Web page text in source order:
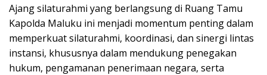
Ajang silaturahmi yang berlangsung di Ruang Tamu
Kapolda Maluku ini menjadi momentum penting dalam
memperkuat silaturahmi, koordinasi, dan sinergi lintas
instansi, khususnya dalam mendukung penegakan
hukum, pengamanan penerimaan negara, serta